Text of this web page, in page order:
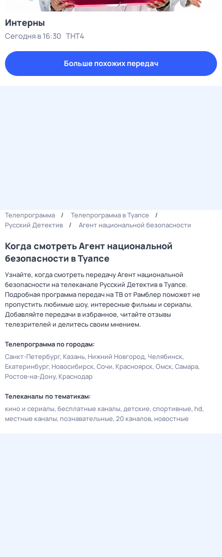
Интерны
Сегодня в 16:30 ТНТ4
Больше похожих передач
Телепрограмма
Телепрограмма в Туапсе
Русский Детектив
Агент национальной безопасности
Когда смотреть Агент национальной
безопасности в Туапсе
Узнайте, когда смотреть передачу Агент национальной
безопасности на телеканале Русский Детектив в Туапсе.
Подробная программа передач на ТВ от Рамблер поможет не
пропустить любимые шоу, интересные фильмы и сериалы.
Добавляйте передачи в избранное, читайте отзывы
телезрителей и делитесь своим мнением.
Телепрограмма по городам:
Санкт-Петербург Казань Нижний Новгород Челябинск
Екатеринбург Новосибирск Сочи Красноярск Омск Самара
Ростов-на-Дону Краснодар
Телеканалы по тематикам:
кино и сериалы бесплатные каналы детские спортивные hd
местные каналы познавательные 20 каналов новостные